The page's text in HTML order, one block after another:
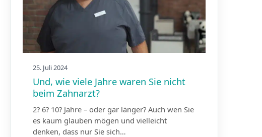
25. Juli 2024
Und, wie viele Jahre waren Sie nicht
beim Zahnarzt?
2? 6? 10? Jahre – oder gar länger? Auch wen Sie
es kaum glauben mögen und vielleicht
denken, dass nur Sie sich…